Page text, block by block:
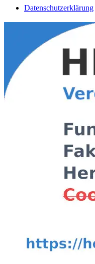
Datenschutzerklärung